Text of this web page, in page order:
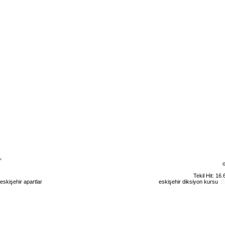
Tekil Hit:
eskişehir apartlar
eskişehir diksiyon kursu